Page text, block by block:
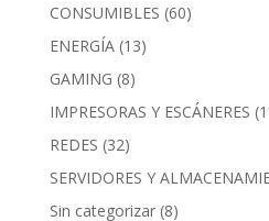
CONSUMIBLES (60)
ENERGÍA (13)
GAMING (8)
IMPRESORAS Y ESCÁNERES
REDES (32)
SERVIDORES Y
Sin categorizar (8)